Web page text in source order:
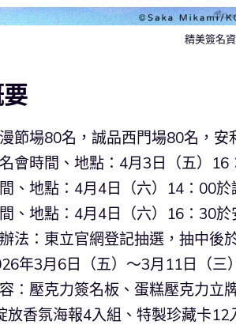
精美簽名
節場80名，誠品西門場80名，安
會時間、地點：4月3日（五）16
、地點：4月4日（六）14：00於
、地點：4月4日（六）16：30
法：東立官網登記抽選，抽中後
年3月6日（五）～3月11日（三
：壓克力簽名板、蛋糕壓克力立
放香氛海報4入組、特製珍藏卡12